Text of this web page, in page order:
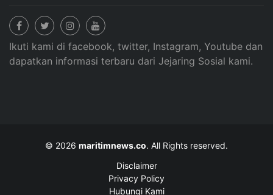
Ikuti kami di facebook, twitter, Instagram, Youtube dan
dapatkan informasi terbaru dari Jejaring Sosial kami.
© 2026 maritimnews.co. All Rights reserved.
Disclaimer
Privacy Policy
Hubungi Kami